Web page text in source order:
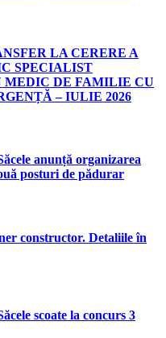
LA CERERE A
SPECIALIST
MEDIC DE FAMILIE CU
– IULIE 2026
anunță organizarea
posturi de pădurar
constructor. Detaliile în
scoate la concurs 3